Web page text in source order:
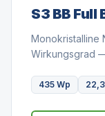
S3 BB Full
Monokristalline
Wirkungsgrad
435 Wp